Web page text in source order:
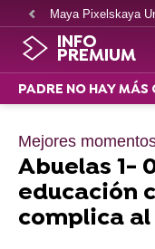
Maya Pixelskaya
INFO
PREMIUM
PADRE NO HAY MÁS
Mejores
Abuelas 1-
educación
complica